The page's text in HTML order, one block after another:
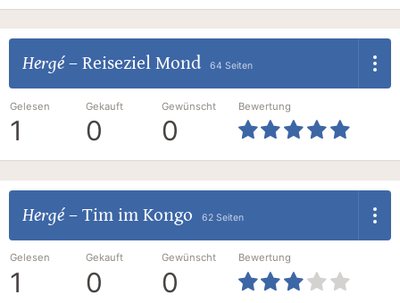
Hergé– Reiseziel Mond 64 Seiten
Gelesen
1
Gekauft
0
Gewünscht
0
Bewertung
Hergé– Tim im Kongo 62 Seiten
Gelesen
1
Gekauft
0
Gewünscht
0
Bewertung